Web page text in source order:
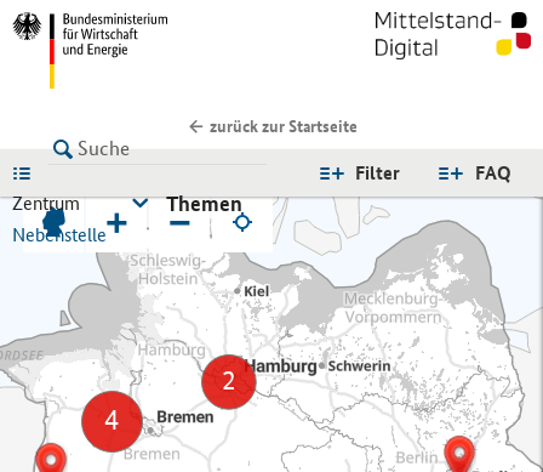
zurück zur Startseite
FAQ
Filter
Zentrum
Nebenstelle
Themen
+ −